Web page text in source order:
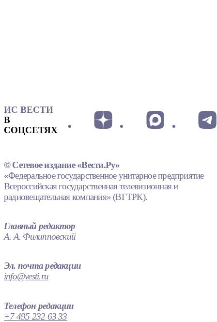
ИС ВЕСТИ
В
СОЦСЕТЯХ
© Сетевое издание «Вести.Ру»
«Федеральное государственное унитарное предприятие
Всероссийская государственная телевизионная и
радиовещательная компания» (ВГТРК).
Главный редактор
А. А. Филипповский
Эл. почта редакции
info@vesti.ru
Телефон редакции
+7 495 232 63 33